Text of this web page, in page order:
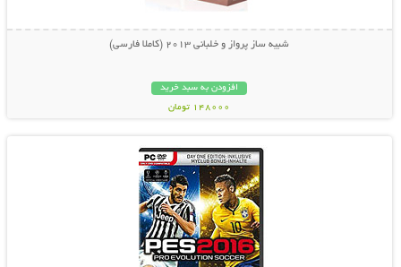
شبیه ساز پرواز و خلبانی 2013 (کاملا فارسی)
افزودن به سبد خرید
148000 تومان
نمایش توضیحات بیشتر